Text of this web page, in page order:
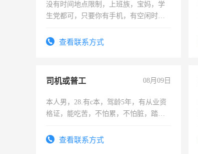
没有时间地点限制，上班族，宝妈，学
生党都可，只要你有手机，有空闲时
勤快的四五十，每天挣零花钱没问题！
查看联系方式
司机或普工 08月09日
本人男，28.有c本，驾龄5年，有从业资
格证，能吃苦，不怕累，不怕脏，踏
查看联系方式